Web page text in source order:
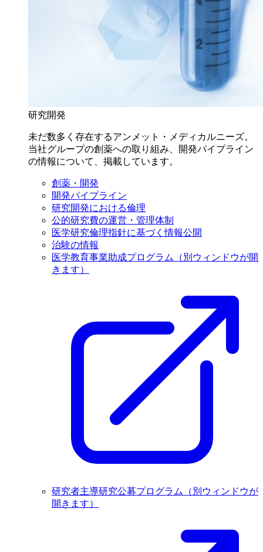
研究開発
未だ数多く存在するアンメット・メディカルニーズ。
当社グループの創薬への取り組み、開発パイプライン
の情報について、掲載しています。
創薬・開発
開発パイプライン
研究開発における倫理
公的研究費の運営・管理体制
医学研究倫理指針に基づく情報公開
治験の情報
医学教育事業助成プログラム
（別ウィンドウが開
きます）
研究者主導研究公募プログラム
（別ウィンドウが
開きます）